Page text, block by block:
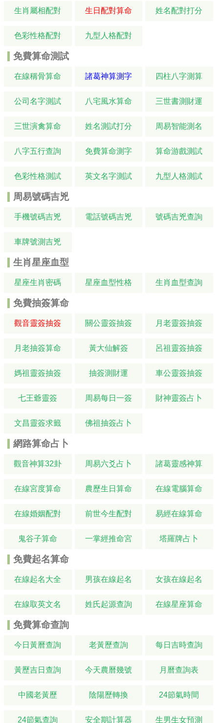
生肖屬相配對 生日配對算命 姓名配對打分
色彩性格配對 九型人格配對
免費算命測試
在線稱骨算命 諸葛神算測字 四柱八字測算
公司名字測試 八宅風水算命 三世書測財運
三世演禽算命 姓名測試打分 周易智能測名
八字五行查詢 免費算命測字 算命游戲測試
色彩性格測試 英文名字測試 九型人格測試
周易號碼吉兇
手機號碼吉兇 電話號碼吉兇 號碼吉兇查詢
車牌號測吉兇
生肖星座血型
星座生肖密碼 星座血型性格 生肖血型查詢
免費抽簽算命
觀音靈簽抽簽 關公靈簽抽簽 月老靈簽抽簽
月老抽簽算命 黃大仙解簽 呂祖靈簽抽簽
媽祖靈簽抽簽 抽簽測財運 車公靈簽抽簽
七王爺靈簽 周易每日一簽 財神靈簽占卜
文昌靈簽求籤 佛祖抽簽占卜
網路算命占卜
觀音神算32卦 周易六爻占卜 諸葛靈感神算
在線宮度算命 農歷生日算命 在線電腦算命
在線婚姻配對 前世今生配對 易經在線算命
鬼谷子算命 一掌經推命宮 塔羅牌占卜
免費起名算命
在線起名大全 男孩在線起名 女孩在線起名
在線取英文名 姓氏起源查詢 在線星座算命
免費算命查詢
今日黃曆查詢 老黃歷查詢 每日吉時查詢
黃歷吉日查詢 今天農曆幾號 月曆查詢表
中國老黃歷 陰陽歷轉換 24節氣時間
24節氣查詢 安全期計算器 生男生女預測